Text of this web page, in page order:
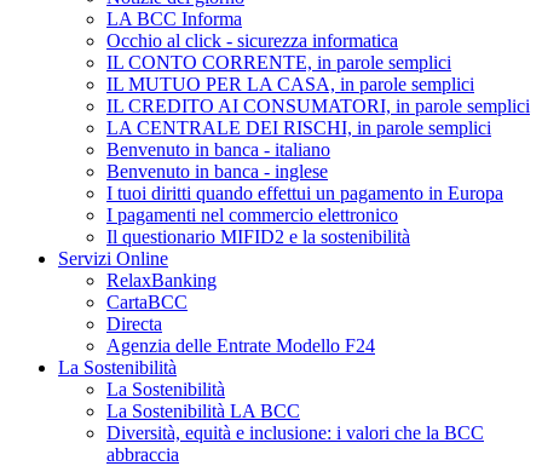
LA BCC Informa
Occhio al click - sicurezza informatica
IL CONTO CORRENTE, in parole semplici
IL MUTUO PER LA CASA, in parole semplici
IL CREDITO AI CONSUMATORI, in parole semplici
LA CENTRALE DEI RISCHI, in parole semplici
Benvenuto in banca - italiano
Benvenuto in banca - inglese
I tuoi diritti quando effettui un pagamento in Europa
I pagamenti nel commercio elettronico
Il questionario MIFID2 e la sostenibilità
Servizi Online
RelaxBanking
CartaBCC
Directa
Agenzia delle Entrate Modello F24
La Sostenibilità
La Sostenibilità
La Sostenibilità LA BCC
Diversità, equità e inclusione: i valori che la BCC
abbraccia